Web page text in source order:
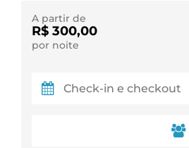
A partir de
R$ 300,00
por noite